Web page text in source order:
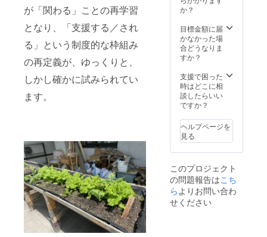
が「関わる」ことの再学習
となり、「支援する／され
る」という制度的な枠組み
の再定義が、ゆっくりと、
しかし確かに試みられてい
ます。
目の施設と
して、特別
養護老人
ホームを中
目的福祉施
設である
「とらいふ
武蔵野」を
開設しまし
た。この
武蔵野」
は、高齢者
向けの介
ステナ
製品で
あり、
本企画
の理念
してい
ると判
断して
採用に
した。
製品の
詳細に
つきま
https://
paplus.j
p/about/
をご参
照くだ
か？
目標金額に届
かなかった場
合どうなりま
すか？
支援で困った
時はどこに相
談したらいい
ですか？
ヘルプページを
見る
このプロジェクト
の問題報告はこち
らよりお問い合わ
せください